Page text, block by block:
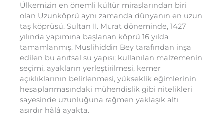
Ülkemizin en önemli kültür miraslarından biri
olan Uzunköprü aynı zamanda dünyanın en uzun
taş köprüsü. Sultan II. Murat döneminde, 1427
yılında yapımına başlanan köprü 16 yılda
tamamlanmış. Muslihiddin Bey tarafından inşa
edilen bu anıtsal su yapısı; kullanılan malzemenin
seçimi, ayakların yerleştirilmesi, kemer
açıklıklarının belirlenmesi, yükseklik eğimlerinin
hesaplanmasındaki mühendislik gibi nitelikleri
sayesinde uzunluğuna rağmen yaklaşık altı
asırdır hâlâ ayakta.